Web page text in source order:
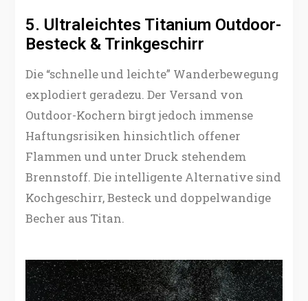
5. Ultraleichtes Titanium Outdoor-
Besteck & Trinkgeschirr
Die “schnelle und leichte” Wanderbewegung
explodiert geradezu. Der Versand von
Outdoor-Kochern birgt jedoch immense
Haftungsrisiken hinsichtlich offener
Flammen und unter Druck stehendem
Brennstoff. Die intelligente Alternative sind
Kochgeschirr, Besteck und doppelwandige
Becher aus Titan.